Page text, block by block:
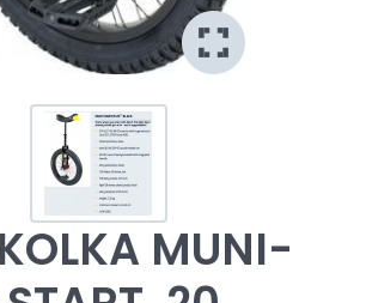
MUNI-